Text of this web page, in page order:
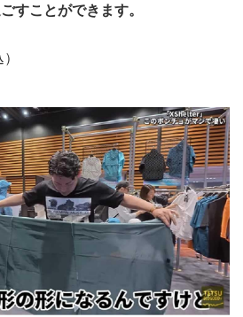
すことができます。